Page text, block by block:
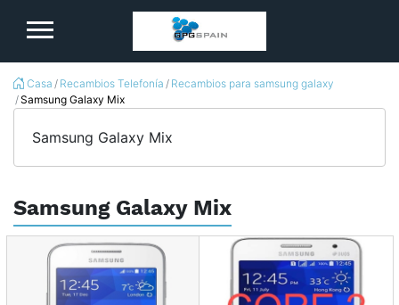
Casa Recambios Telefonía
Recambios para samsung galaxy
Samsung Galaxy Mix
Samsung Galaxy Mix
Samsung Galaxy Mix